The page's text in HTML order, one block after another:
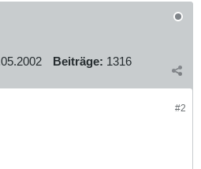
Beiträge: 1316
#2